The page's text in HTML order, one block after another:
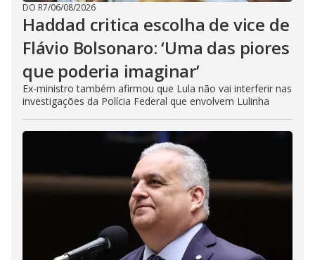
DO R7/06/08/2026
Haddad critica escolha de vice de
Flávio Bolsonaro: ‘Uma das piores
que poderia imaginar’
Ex-ministro também afirmou que Lula não vai interferir nas
investigações da Polícia Federal que envolvem Lulinha